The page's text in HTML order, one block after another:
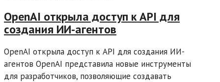
OpenAI открыла доступ к API для
создания ИИ-агентов
OpenAI открыла доступ к API для создания ИИ-
агентов OpenAI представила новые инструменты
для разработчиков, позволяющие создавать